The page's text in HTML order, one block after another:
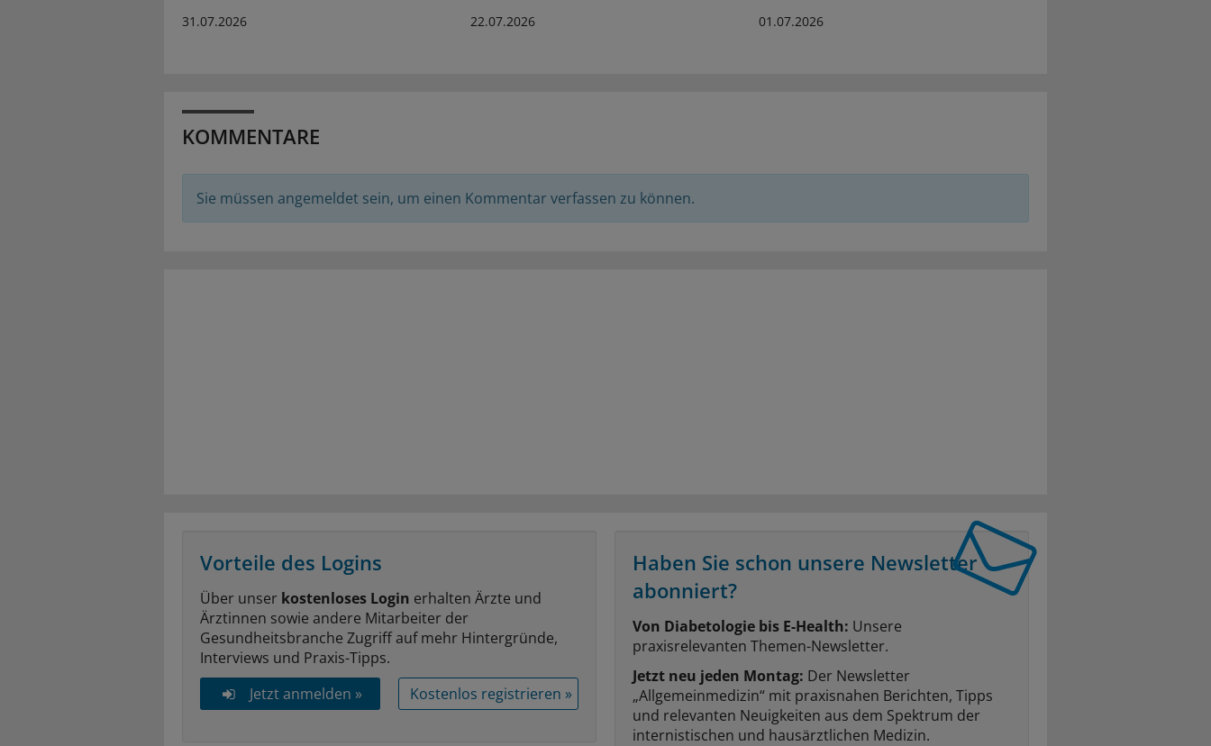
31.07.2026 22.07.2026 01.07.2026
KOMMENTARE
Sie müssen angemeldet sein, um einen Kommentar verfassen zu können.
Vorteile des Logins
Über unser kostenloses Login erhalten Ärzte und
Ärztinnen sowie andere Mitarbeiter der
Gesundheitsbranche Zugriff auf mehr Hintergründe,
Interviews und Praxis-Tipps.
Jetzt anmelden »
Kostenlos registrieren »
Haben Sie schon unsere Newsletter
abonniert?
Von Diabetologie bis E-Health: Unsere
praxisrelevanten Themen-Newsletter.
Jetzt neu jeden Montag: Der Newsletter
„Allgemeinmedizin“ mit praxisnahen Berichten, Tipps
und relevanten Neuigkeiten aus dem Spektrum der
internistischen und hausärztlichen Medizin.